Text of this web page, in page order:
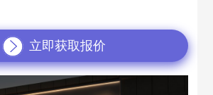
立即获取报价